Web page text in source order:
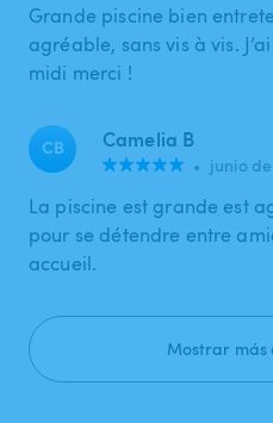
Grande piscine bien
agréable, sans vis à vis.
midi merci !
CB Camelia B
• junio
La piscine est grande est
pour se détendre entre
accueil.
Mostrar más